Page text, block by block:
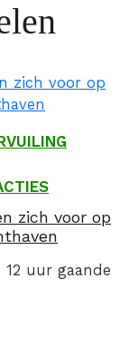
zich voor op
uur gaande